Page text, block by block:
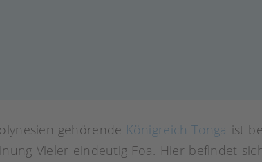
gehörende Königreich Tonga ist
Vieler eindeutig Foa. Hier befindet